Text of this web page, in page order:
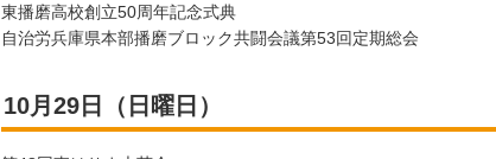
東播磨高校創立50周年記念式典
自治労兵庫県本部播磨ブロック共闘会議第53回定期総会
10月29日（日曜日）